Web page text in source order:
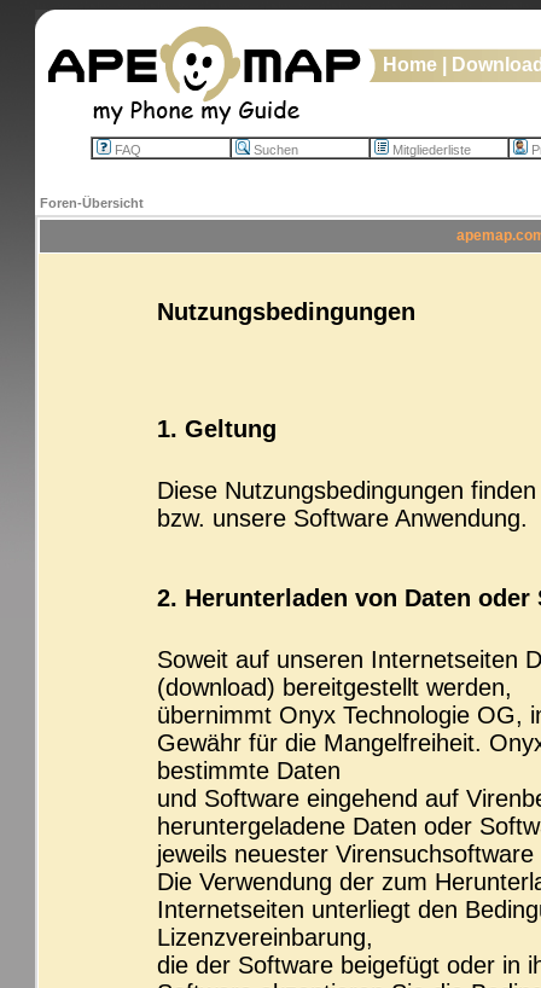
Home
FAQ Suchen Mitgliederliste
Foren-Übersicht
Nutzungsbedingungen
1. Geltung
Diese Nutzungsbedingungen
bzw. unsere Software Anwendung.
2. Herunterladen von Daten
Soweit auf unseren Internetseiten
(download) bereitgestellt werden,
übernimmt Onyx Technologie OG,
Gewähr für die Mangelfreiheit.
bestimmte Daten
und Software eingehend auf
heruntergeladene Daten oder
jeweils neuester
Die Verwendung der zum
Internetseiten unterliegt den
Lizenzvereinbarung,
die der Software beigefügt oder in